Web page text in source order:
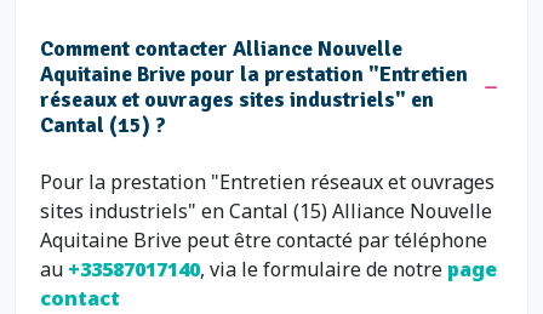
Comment contacter Alliance Nouvelle
Aquitaine Brive pour la prestation "Entretien
réseaux et ouvrages sites industriels" en
Cantal (15) ?
Pour la prestation "Entretien réseaux et ouvrages
sites industriels" en Cantal (15) Alliance Nouvelle
Aquitaine Brive peut être contacté par téléphone
au +33587017140, via le formulaire de notre page
contact